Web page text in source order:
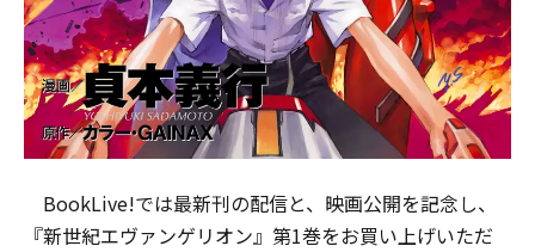
BookLive!では最新刊の配信と、映画公開を記念し、
『新世紀エヴァンゲリオン』第1巻をお買い上げいただ